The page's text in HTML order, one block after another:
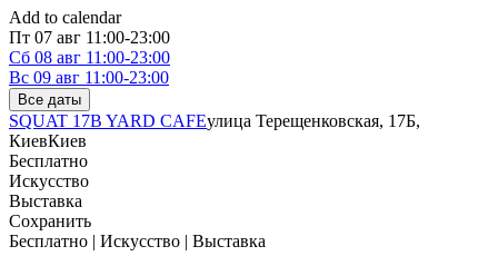
Add to calendar
Пт 07 авг 11:00-23:00
Сб 08 авг 11:00-23:00
Вс 09 авг 11:00-23:00
Все даты
SQUAT 17B YARD CAFEулица Терещенковская, 17Б,
КиевКиев
Бесплатно
Искусство
Выставка
Сохранить
Бесплатно | Искусство | Выставка